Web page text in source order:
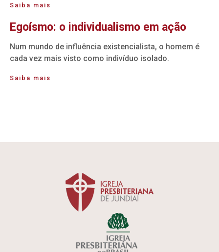
Saiba mais
Egoísmo: o individualismo em ação
Num mundo de influência existencialista, o homem é
cada vez mais visto como indivíduo isolado.
Saiba mais